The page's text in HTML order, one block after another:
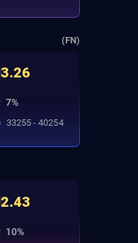
(FN)
3.26
7%
33255 - 40254
2.43
10%